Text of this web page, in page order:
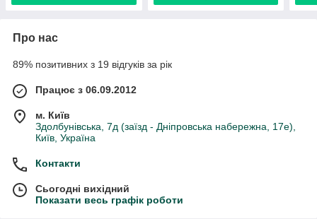
Про нас
89% позитивних з 19 відгуків за рік
Працює з 06.09.2012
м. Київ
Здолбунівська, 7д (заїзд - Дніпровська набережна, 17е),
Київ, Україна
Контакти
Сьогодні вихідний
Показати весь графік роботи